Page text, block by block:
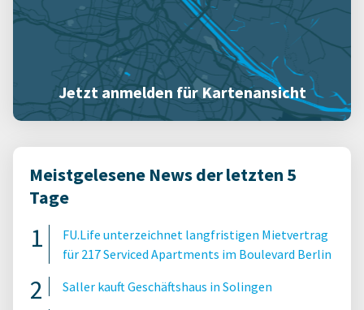
Jetzt anmelden für Kartenansicht
Meistgelesene News der letzten 5
Tage
FU.Life unterzeichnet langfristigen Mietvertrag
für 217 Serviced Apartments im Boulevard Berlin
Saller kauft Geschäftshaus in Solingen